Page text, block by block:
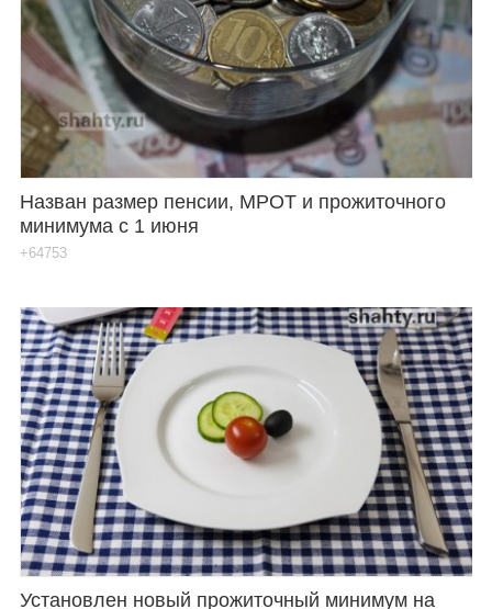
Назван размер пенсии, МРОТ и прожиточного
минимума с 1 июня
+64753
Установлен новый прожиточный минимум на